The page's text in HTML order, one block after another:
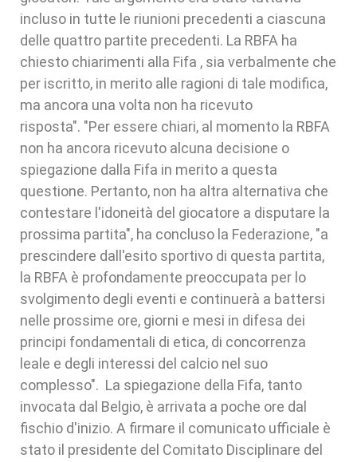
incluso in tutte le riunioni precedenti a ciascuna
delle quattro partite precedenti. La RBFA ha
chiesto chiarimenti alla Fifa , sia verbalmente che
per iscritto, in merito alle ragioni di tale modifica,
ma ancora una volta non ha ricevuto
risposta". "Per essere chiari, al momento la RBFA
non ha ancora ricevuto alcuna decisione o
spiegazione dalla Fifa in merito a questa
questione. Pertanto, non ha altra alternativa che
contestare l'idoneità del giocatore a disputare la
prossima partita", ha concluso la Federazione, "a
prescindere dall'esito sportivo di questa partita,
la RBFA è profondamente preoccupata per lo
svolgimento degli eventi e continuerà a battersi
nelle prossime ore, giorni e mesi in difesa dei
principi fondamentali di etica, di concorrenza
leale e degli interessi del calcio nel suo
complesso". La spiegazione della Fifa, tanto
invocata dal Belgio, è arrivata a poche ore dal
fischio d'inizio. A firmare il comunicato ufficiale è
stato il presidente del Comitato Disciplinare del